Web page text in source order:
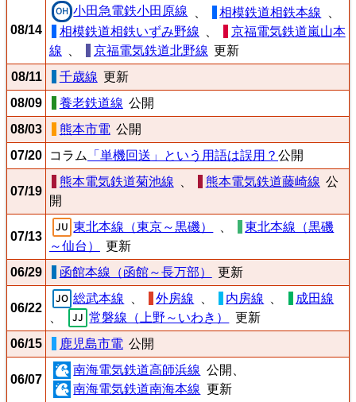
08/14
小田急電鉄小田原線 相模鉄道相鉄本線
相模鉄道相鉄いずみ野線
京福電気鉄道嵐山本
線
京福電気鉄道北野線 更新
08/11
千歳線 更新
08/09
養老鉄道線 公開
08/03
熊本市電 公開
07/20
コラム 「単機回送」という用語は誤用？ 公開
07/19
熊本電気鉄道菊池線 熊本電気鉄道藤崎線 公
開
07/13
東北本線（東京～黒磯）
東北本線（黒磯
～仙台）
更新
06/29
函館本線（函館～長万部） 更新
06/22
総武本線 外房線 内房線
成田線
常磐線（上野～いわき）
更新
06/15
鹿児島市電 公開
06/07
南海電気鉄道高師浜線 公開、
南海電気鉄道南海本線 更新